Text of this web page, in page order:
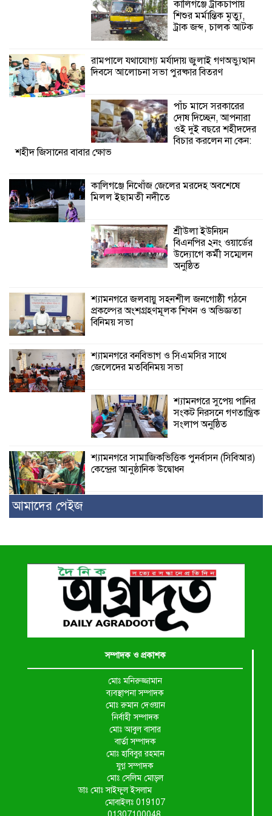
কালিগঞ্জে নিখোঁজ জেলের মরদেহ অবশেষে
মিলল ইছামতী নদীতে
শ্রীউলা ইউনিয়ন
অনুষ্ঠিত
শ্যামনগরে জলবায়ু সহনশীল জনগোষ্ঠী গঠনে
প্রকল্পের অংশগ্রহণমূলক শিখন ও অভিজ্ঞতা
শ্যামনগরে বনবিভাগ ও সিএমসির সাথে
কালিগঞ্জে ট্রাকচাপায়
শিশুর মর্মান্তিক মৃত্যু,
ট্রাক জব্দ, চালক আটক
রামপালে যথাযোগ্য মর্যাদায় জুলাই গণঅভ্যুত্থান
দিবসে আলোচনা সভা পুরষ্কার বিতরণ
পাঁচ মাসে সরকারের
দোষ দিচ্ছেন, আপনারা
ওই দুই বছরে শহীদদের
বিচার করলেন না কেন:
শহীদ জিসানের বাবার ক্ষোভ
কালিগঞ্জে নিখোঁজ জেলের মরদেহ অবশেষে
মিলল ইছামতী নদীতে
শ্রীউলা ইউনিয়ন
বিএনপির ২নং ওয়ার্ডের
উদ্যোগে কর্মী সম্মেলন
অনুষ্ঠিত
শ্যামনগরে জলবায়ু সহনশীল জনগোষ্ঠী গঠনে
প্রকল্পের অংশগ্রহণমূলক শিখন ও অভিজ্ঞতা
বিনিময় সভা
শ্যামনগরে বনবিভাগ ও সিএমসির সাথে
জেলেদের মতবিনিময় সভা
শ্যামনগরে সুপেয় পানির
সংকট নিরসনে গণতান্ত্রিক
সংলাপ অনুষ্ঠিত
শ্যামনগরে সামাজিকভিত্তিক পুনর্বাসন (সিবিআর)
কেন্দ্রের আনুষ্ঠানিক উদ্বোধন
আমাদের পেইজ
সম্পাদক ও প্রকাশক
মোঃ মনিরুজ্জামান
ব্যবস্থাপনা সম্পাদক
মোঃ রুমান দেওয়ান
নির্বাহী সম্পাদক
মোঃ আবুল বাসার
বার্তা সম্পাদক
মোঃ হাবিবুর রহমান
যুগ্ন সম্পাদক
মোঃ সেলিম মোড়ল
ডাঃ মোঃ সাইফুল ইসলাম
মোবাইলঃ 019107